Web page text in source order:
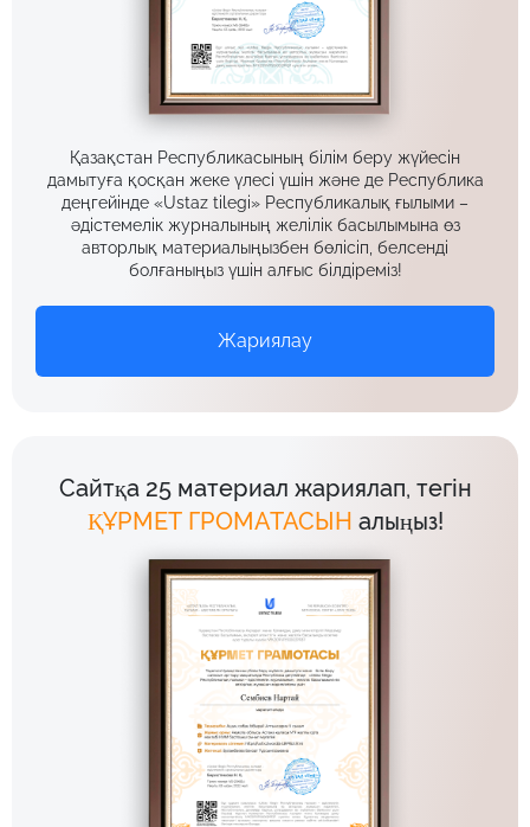
Қазақстан Республикасының білім беру жүйесін
дамытуға қосқан жеке үлесі үшін және де Республика
деңгейінде «Ustaz tilegi» Республикалық ғылыми –
әдістемелік журналының желілік басылымына өз
авторлық материалыңызбен бөлісіп, белсенді
болғаныңыз үшін алғыс білдіреміз!
Жариялау
Сайтқа 25 материал жариялап, тегін
ҚҰРМЕТ ГРОМАТАСЫН алыңыз!